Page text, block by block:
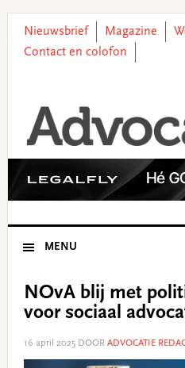
primary
main
primary
footer
Nieuwsbrief Magazine
Contact en colofon
MENU
NOvA blij met
voor sociaal
16 april 2025DOOR ADVOCATIE